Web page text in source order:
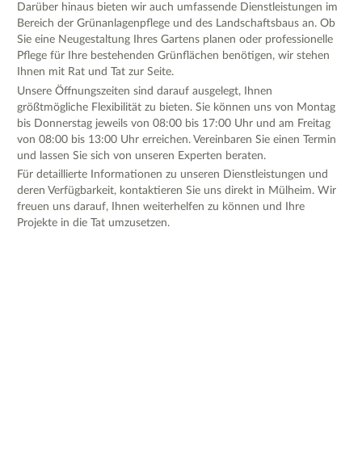
Darüber hinaus bieten wir auch umfassende Dienstleistungen im
Bereich der Grünanlagenpflege und des Landschaftsbaus an. Ob
Sie eine Neugestaltung Ihres Gartens planen oder professionelle
Pflege für Ihre bestehenden Grünflächen benötigen, wir stehen
Ihnen mit Rat und Tat zur Seite.
Unsere Öffnungszeiten sind darauf ausgelegt, Ihnen
größtmögliche Flexibilität zu bieten. Sie können uns von Montag
bis Donnerstag jeweils von 08:00 bis 17:00 Uhr und am Freitag
von 08:00 bis 13:00 Uhr erreichen. Vereinbaren Sie einen Termin
und lassen Sie sich von unseren Experten beraten.
Für detaillierte Informationen zu unseren Dienstleistungen und
deren Verfügbarkeit, kontaktieren Sie uns direkt in Mülheim. Wir
freuen uns darauf, Ihnen weiterhelfen zu können und Ihre
Projekte in die Tat umzusetzen.